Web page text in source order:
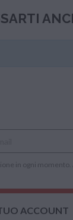
in ogni momento.
ACCOUNT